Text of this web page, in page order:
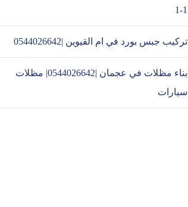
1-1
تركيب جبس بورد في ام القيوين |0544026642
بناء مظلات في عجمان |0544026642| مظلات
سيارات